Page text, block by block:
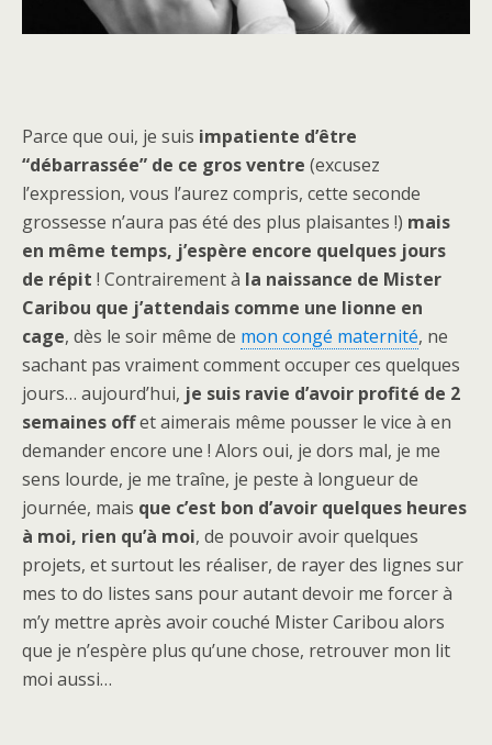
Parce que oui, je suis impatiente d’être
“débarrassée” de ce gros ventre (excusez
l’expression, vous l’aurez compris, cette seconde
grossesse n’aura pas été des plus plaisantes !) mais
en même temps, j’espère encore quelques jours
de répit ! Contrairement à la naissance de Mister
Caribou que j’attendais comme une lionne en
cage, dès le soir même de mon congé maternité, ne
sachant pas vraiment comment occuper ces quelques
jours… aujourd’hui, je suis ravie d’avoir profité de 2
semaines offet aimerais même pousser le vice à en
demander encore une ! Alors oui, je dors mal, je me
sens lourde, je me traîne, je peste à longueur de
journée, mais que c’est bon d’avoir quelques heures
à moi, rien qu’à moi, de pouvoir avoir quelques
projets, et surtout les réaliser, de rayer des lignes sur
mes to do listes sans pour autant devoir me forcer à
m’y mettre après avoir couché Mister Caribou alors
que je n’espère plus qu’une chose, retrouver mon lit
moi aussi…